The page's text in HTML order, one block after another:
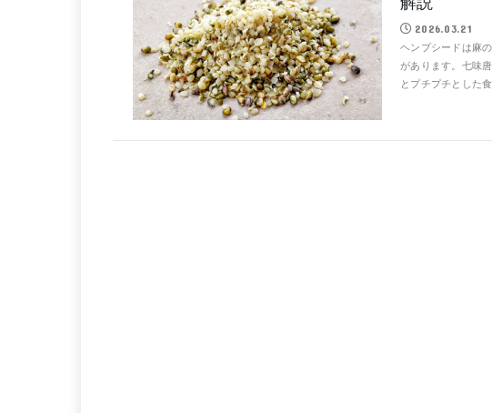
2026.03.21
ヘンプシードは麻
があります。七味
とプチプチとした